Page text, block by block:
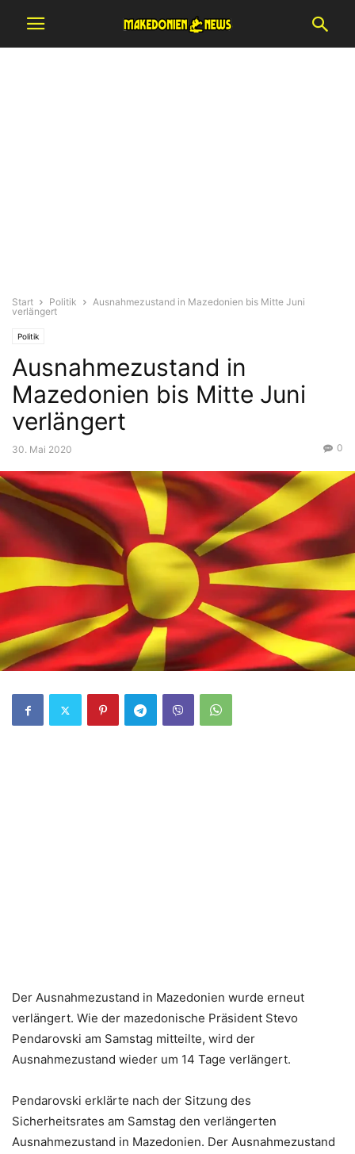
Start Politik
Ausnahmezustand in Mazedonien bis Mitte Juni
verlängert
Politik
Ausnahmezustand in
Mazedonien bis Mitte Juni
verlängert
30. Mai 2020 0
Der Ausnahmezustand in Mazedonien wurde erneut
verlängert. Wie der mazedonische Präsident Stevo
Pendarovski am Samstag mitteilte, wird der
Ausnahmezustand wieder um 14 Tage verlängert.
Pendarovski erklärte nach der Sitzung des
Sicherheitsrates am Samstag den verlängerten
Ausnahmezustand in Mazedonien. Der Ausnahmezustand